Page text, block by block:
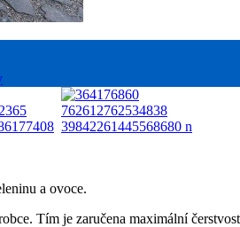
a ovoce.
Tím je zaručena maximální